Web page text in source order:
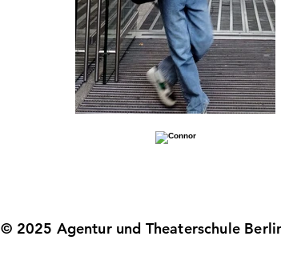
© 2025 Agentur und Theaterschule